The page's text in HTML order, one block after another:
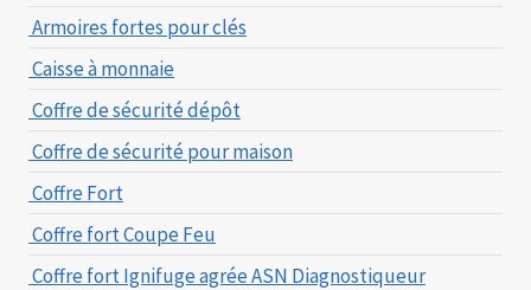
Armoires fortes pour clés
Caisse à monnaie
Coffre de sécurité dépôt
Coffre de sécurité pour maison
Coffre Fort
Coffre fort Coupe Feu
Coffre fort Ignifuge agrée ASN Diagnostiqueur